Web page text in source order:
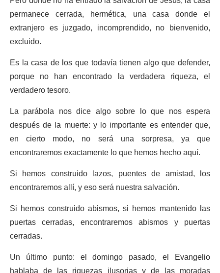
permanece cerrada, hermética, una casa donde el
extranjero es juzgado, incomprendido, no bienvenido,
excluido.
Es la casa de los que todavía tienen algo que defender,
porque no han encontrado la verdadera riqueza, el
verdadero tesoro.
La parábola nos dice algo sobre lo que nos espera
después de la muerte: y lo importante es entender que,
en cierto modo, no será una sorpresa, ya que
encontraremos exactamente lo que hemos hecho aquí.
Si hemos construido lazos, puentes de amistad, los
encontraremos allí, y eso será nuestra salvación.
Si hemos construido abismos, si hemos mantenido las
puertas cerradas, encontraremos abismos y puertas
cerradas.
Un último punto: el domingo pasado, el Evangelio